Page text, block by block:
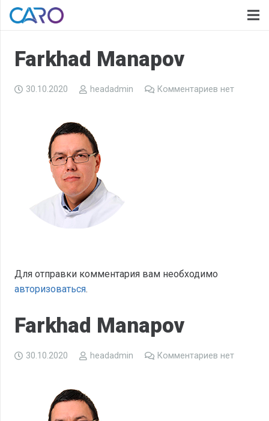
Farkhad Manapov
30.10.2020 headadmin Комментариев нет
Для отправки комментария вам необходимо
авторизоваться.
Farkhad Manapov
30.10.2020 headadmin Комментариев нет